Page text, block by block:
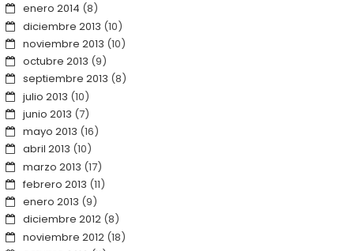
enero 2014 (8)
diciembre 2013 (10)
noviembre 2013 (10)
octubre 2013 (9)
septiembre 2013 (8)
julio 2013 (10)
junio 2013 (7)
mayo 2013 (16)
abril 2013 (10)
marzo 2013 (17)
febrero 2013 (11)
enero 2013 (9)
diciembre 2012(8)
noviembre 2012(18)